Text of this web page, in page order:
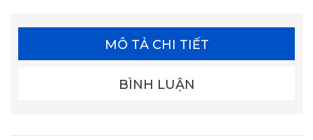
MÔ TẢ CHI TIẾT
BÌNH LUẬN